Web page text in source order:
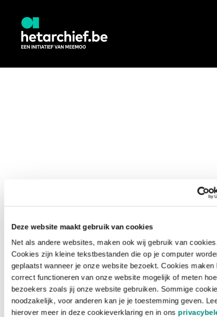
Deze website maakt gebruik van cookies
Net als andere websites, maken ook wij gebruik van
Cookies zijn kleine tekstbestanden die op je computer
geplaatst wanneer je onze website bezoekt. Cookies maken
correct functioneren van onze website mogelijk of meten hoe
bezoekers zoals jij onze website gebruiken. Sommige
noodzakelijk, voor anderen kan je je toestemming geven.
hierover meer in deze cookieverklaring en in ons